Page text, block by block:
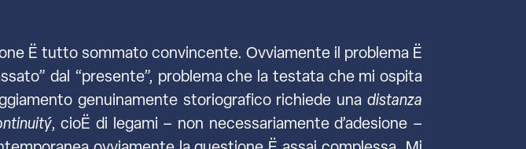
Ë tutto sommato convincente. Ovviamente il problema Ë
dal “presente”, problema che la testata che mi ospita
genuinamente storiografico richiede una distanza
, cioË di legami – non necessariamente d’adesione –